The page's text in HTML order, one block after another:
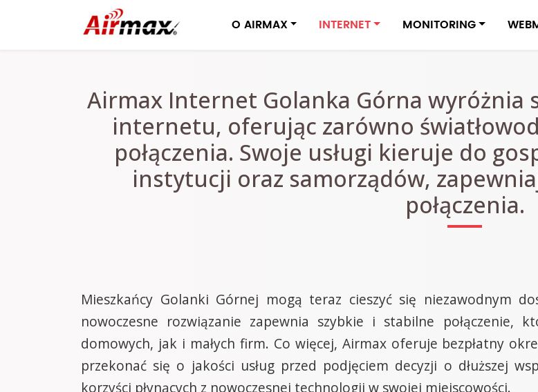
O AIRMAX INTERNET MONITORING
Airmax Internet Golanka Górna wyróżnia
internetu, oferując zarówno
połączenia. Swoje usługi kieruje do
instytucji oraz samorządów,
połączenia.
Mieszkańcy Golanki Górnej mogą teraz cieszyć się niezawodnym
nowoczesne rozwiązanie zapewnia szybkie i stabilne połączenie,
domowych, jak i małych firm. Co więcej, Airmax oferuje bezpłatny
przekonać się o jakości usług przed podjęciem decyzji o dłuższej
korzyści płynących z nowoczesnej technologii w swojej miejscowości.